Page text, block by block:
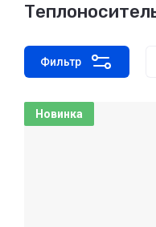
Фильтр
Новинка